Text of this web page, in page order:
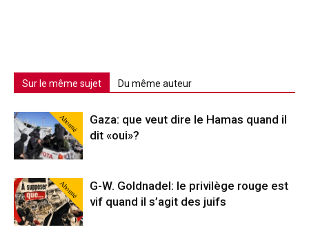
Sur le même sujet Du même auteur
Abonné
Gaza: que veut dire le Hamas quand il
dit «oui»?
Abonné
G-W. Goldnadel: le privilège rouge est
vif quand il s’agit des juifs